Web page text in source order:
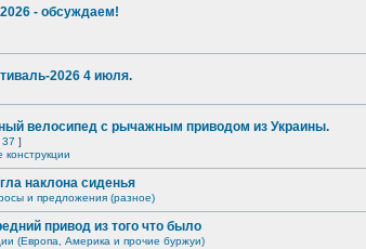
- обсуждаем!
2026 4 июля.
велосипед с рычажным приводом из Украины.
37 ]
наклона сиденья
и предложения (разное)
привод из того что было
(Европа, Америка и прочие буржуи)